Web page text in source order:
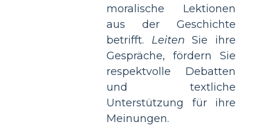
moralische Lektionen
aus der Geschichte
betrifft. Leiten Sie ihre
Gespräche, fördern Sie
respektvolle Debatten
und textliche
Unterstützung für ihre
Meinungen.